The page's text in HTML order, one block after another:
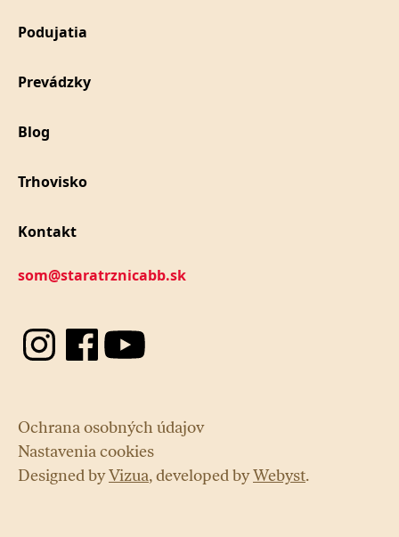
som@staratrznicabb.sk
Podujatia
Prevádzky
Blog
Trhovisko
Kontakt
Ochrana osobných údajov
Nastavenia cookies
Designed byVizua, developed byWebyst.